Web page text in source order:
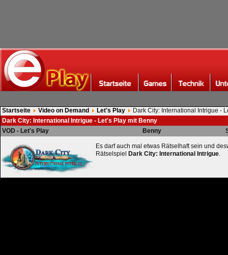
Startseite Video on Demand Let's Play
Dark City: International Intrigue -
Dark City: International Intrigue - Let's Play mit Benny
VOD - Let's Play
Benny
Es darf auch mal etwas Rätselhaft sein und
Rätselspiel
Dark City: International Intrigue.